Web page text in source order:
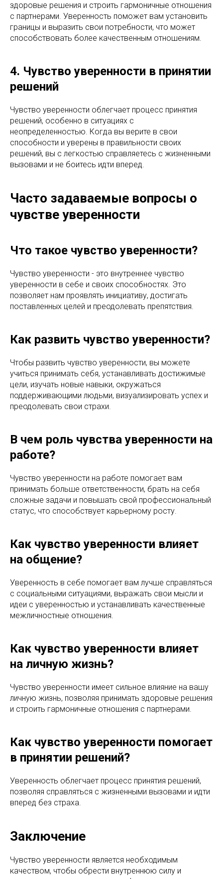
здоровые решения и строить гармоничные отношения
с партнерами. Уверенность поможет вам установить
границы и выразить свои потребности, что может
способствовать более качественным отношениям.
4. Чувство уверенности в принятии
решений
Чувство уверенности облегчает процесс принятия
решений, особенно в ситуациях с
неопределенностью. Когда вы верите в свои
способности и уверены в правильности своих
решений, вы с легкостью справляетесь с жизненными
вызовами и не боитесь идти вперед.
Часто задаваемые вопросы о
чувстве уверенности
Что такое чувство уверенности?
Чувство уверенности - это внутреннее чувство
уверенности в себе и своих способностях. Это
позволяет нам проявлять инициативу, достигать
поставленных целей и преодолевать препятствия.
Как развить чувство уверенности?
Чтобы развить чувство уверенности, вы можете
учиться принимать себя, устанавливать достижимые
цели, изучать новые навыки, окружаться
поддерживающими людьми, визуализировать успех и
преодолевать свои страхи.
В чем роль чувства уверенности на
работе?
Чувство уверенности на работе помогает вам
принимать больше ответственности, брать на себя
сложные задачи и повышать свой профессиональный
статус, что способствует карьерному росту.
Как чувство уверенности влияет
на общение?
Уверенность в себе помогает вам лучше справляться
с социальными ситуациями, выражать свои мысли и
идеи с уверенностью и устанавливать качественные
межличностные отношения.
Как чувство уверенности влияет
на личную жизнь?
Чувство уверенности имеет сильное влияние на вашу
личную жизнь, позволяя принимать здоровые решения
и строить гармоничные отношения с партнерами.
Как чувство уверенности помогает
в принятии решений?
Уверенность облегчает процесс принятия решений,
позволяя справляться с жизненными вызовами и идти
вперед без страха.
Заключение
Чувство уверенности является необходимым
качеством, чтобы обрести внутреннюю силу и